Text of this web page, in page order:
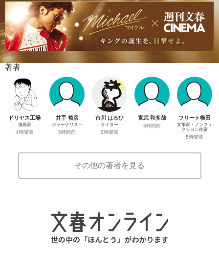
著者
ドリヤス工場
漫画家
4時間前
井手 裕彦
ジャーナリスト
5時間前
市川 はるひ
ライター
5時間前
宮武 和多哉
5時間前
フリート横田
文筆家・ノンフィ
クション作家
5時間前
その他の著者を見る